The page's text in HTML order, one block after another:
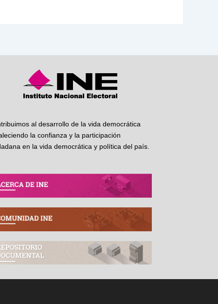
al desarrollo de la vida democrática
la confianza y la participación
en la vida democrática y política del país.